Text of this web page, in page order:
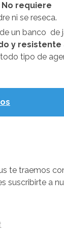
No requiere
ni se reseca.
un banco de
y resistente
tipo de
te traemos
suscribirte a